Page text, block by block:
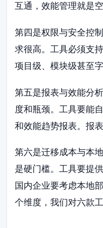
互通，效能管理就是空
第四是权限与安全控
求很高。工具必须支
项目级、模块级甚至
第五是报表与效能分
度和瓶颈。工具要能
和效能趋势报表。报
第六是迁移成本与本
是硬门槛。工具要提
国内企业要考虑本地
个维度，我们对六款